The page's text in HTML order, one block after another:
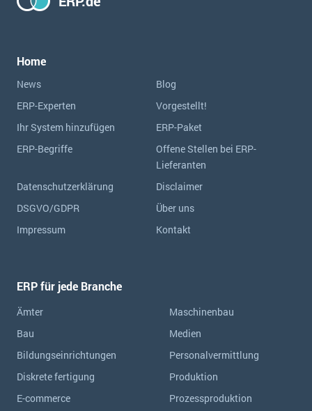
Home
News
Blog
ERP-Experten
Vorgestellt!
Ihr System hinzufügen
ERP-Paket
ERP-Begriffe
Offene Stellen bei ERP-
Lieferanten
Datenschutzerklärung
Disclaimer
DSGVO/GDPR
Über uns
Impressum
Kontakt
ERP für jede Branche
Ämter
Bau
Bildungseinrichtungen
Diskrete fertigung
E-commerce
Maschinenbau
Medien
Personalvermittlung
Produktion
Prozessproduktion